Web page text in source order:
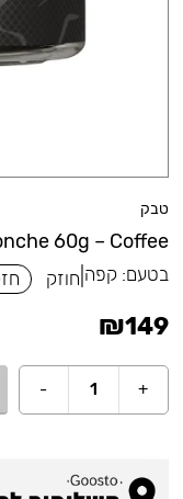
טבק
60g – Coffee
בטעם: קפה חוזק
₪149
+
1
-